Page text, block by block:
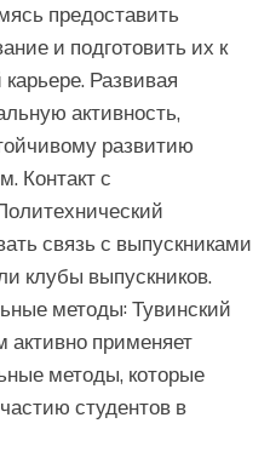
предоставить
и подготовить их к
Развивая
активность,
развитию
Контакт с
связь с выпускниками
клубы выпускников.
методы: Тувинский
активно применяет
методы, которые
студентов в